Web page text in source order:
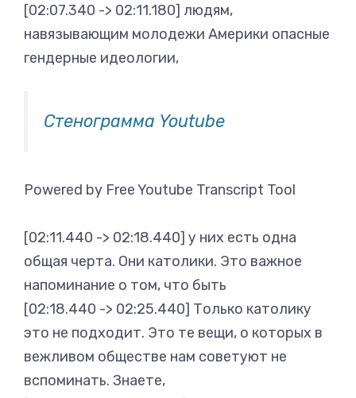
[02:07.340 -> 02:11.180] людям,
навязывающим молодежи Америки опасные
гендерные идеологии,
Стенограмма Youtube
Powered by Free Youtube Transcript Tool
[02:11.440 -> 02:18.440] у них есть одна
общая черта. Они католики. Это важное
напоминание о том, что быть
[02:18.440 -> 02:25.440] Только католику
это не подходит. Это те вещи, о которых в
вежливом обществе нам советуют не
вспоминать. Знаете,